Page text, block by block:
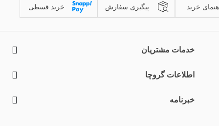
خرید پیگیری سفارش خرید قسطی
خدمات مشتریان
اطلاعات گروچا
خبرنامه